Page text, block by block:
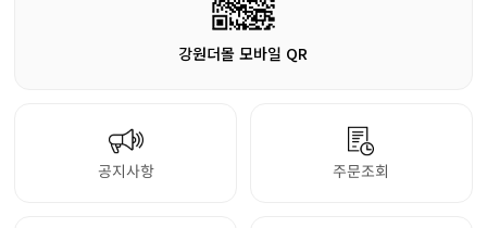
강원더몰 모바일 QR
공지사항 주문조회